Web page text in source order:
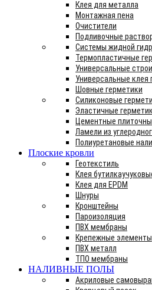
Клея для металла
Монтажная пена
Очистители
Подливочные
Системы жидной
Термопластичные
Универсальные
Универсальные клея
Шовные герметики
Силиконовые
Эластичные
Цементные
Ламели из
Полиуретановые
Плоские кровли
Геотекстиль
Клея
Клея для EPDM
Шнуры
Кронштейны
Пароизоляция
ПВХ мембраны
Крепежные элементы
ПВХ металл
ТПО мембраны
НАЛИВНЫЕ ПОЛЫ
Акриловые